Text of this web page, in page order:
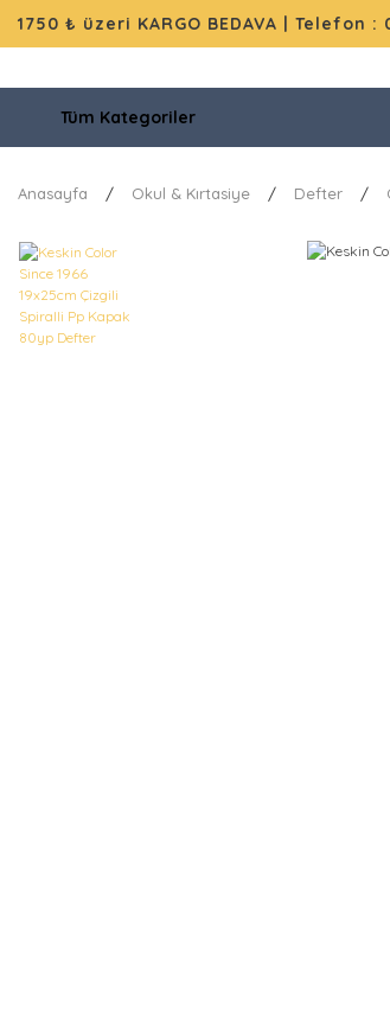
1750 ₺ üzeri KARGO BEDAVA | Telefon :
Tüm Kategoriler
Anasayfa Okul & Kırtasiye Defter